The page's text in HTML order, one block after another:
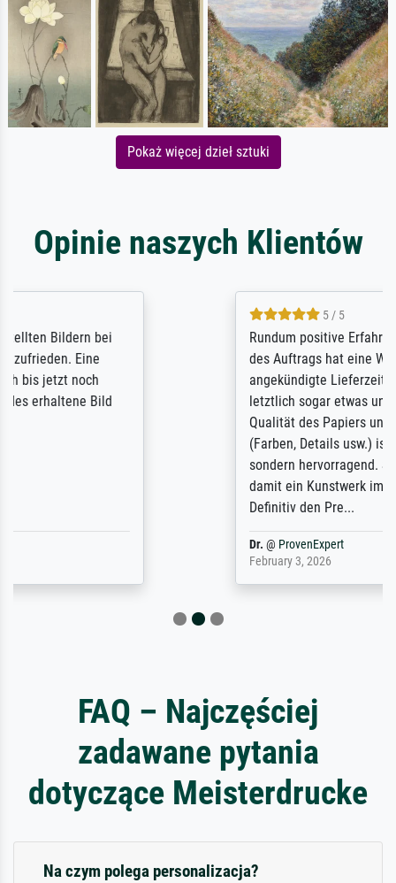
Pokaż więcej dzieł sztuki
Opinie naszych Klientów
Rundum positive Erfahrung. Die Ausführung
des Auftrags hat eine Weile gedauert, die
angekündigte Lieferzeit wurde aber
letztlich sogar etwas unterschritten. Die
Qualität des Papiers und des Drucks
(Farben, Details usw.) ist nicht nur gut,
sondern hervorragend. Selbst ein Druck ist
damit ein Kunstwerk im eigenen Sinne.
FAQ – Najczęściej
zadawane pytania
dotyczące Meisterdrucke
Na czym polega personalizacja?